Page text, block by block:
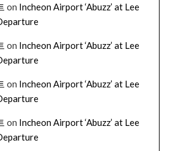
on Incheon Airport ‘Abuzz’ at Lee
on Incheon Airport ‘Abuzz’ at Lee
on Incheon Airport ‘Abuzz’ at Lee
on Incheon Airport ‘Abuzz’ at Lee